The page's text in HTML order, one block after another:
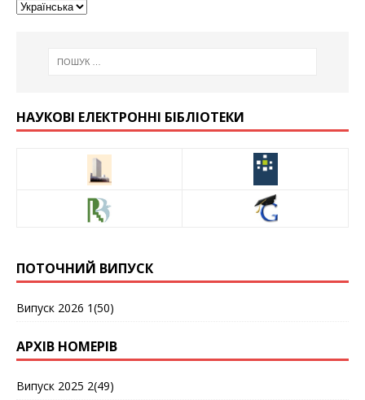
НАУКОВІ ЕЛЕКТРОННІ БІБЛІОТЕКИ
ПОТОЧНИЙ ВИПУСК
Випуск 2026 1(50)
АРХІВ НОМЕРІВ
Випуск 2025 2(49)